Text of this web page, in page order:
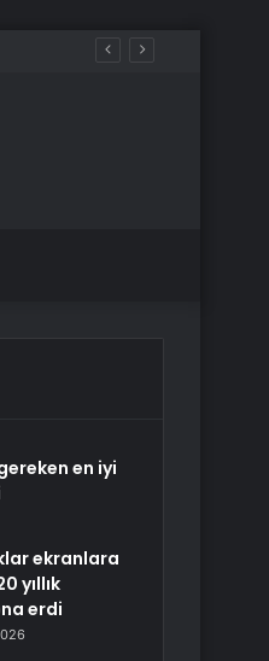
en iyi
ekranlara
yıllık
erdi